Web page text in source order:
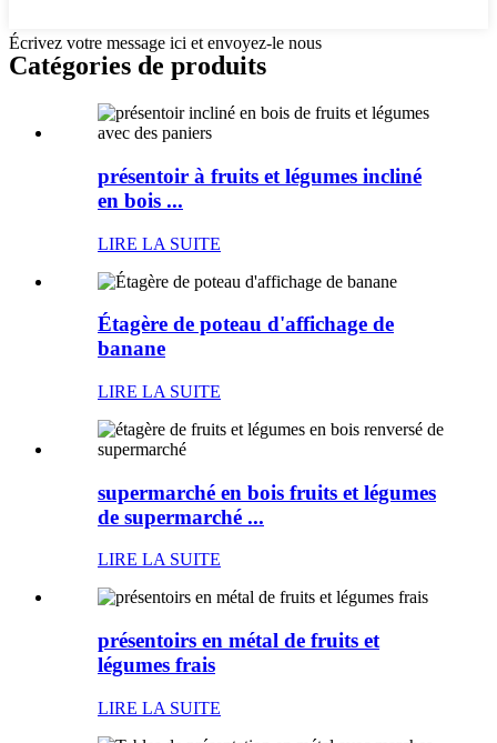
Écrivez votre message ici et envoyez-le nous
Catégories de produits
présentoir à fruits et légumes incliné
en bois ...
LIRE LA SUITE
Étagère de poteau d'affichage de
banane
LIRE LA SUITE
supermarché en bois fruits et légumes
de supermarché ...
LIRE LA SUITE
présentoirs en métal de fruits et
légumes frais
LIRE LA SUITE